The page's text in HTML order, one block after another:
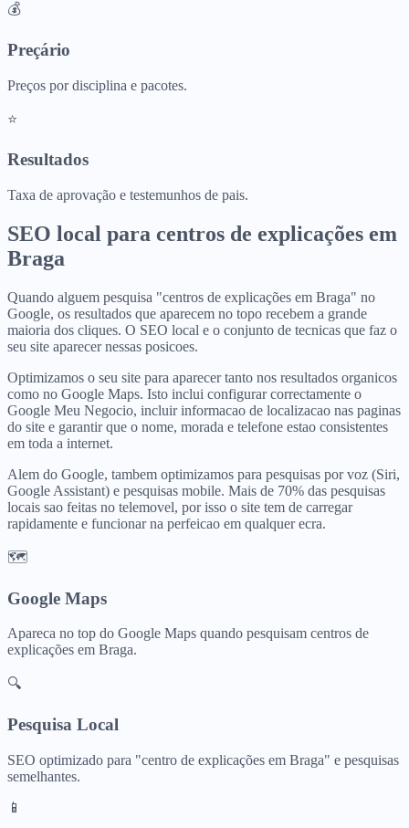
💰
Preçário
Preços por disciplina e pacotes.
⭐
Resultados
Taxa de aprovação e testemunhos de pais.
SEO local para centros de explicações em
Braga
Quando alguem pesquisa "centros de explicações em Braga" no
Google, os resultados que aparecem no topo recebem a grande
maioria dos cliques. O SEO local e o conjunto de tecnicas que faz o
seu site aparecer nessas posicoes.
Optimizamos o seu site para aparecer tanto nos resultados organicos
como no Google Maps. Isto inclui configurar correctamente o
Google Meu Negocio, incluir informacao de localizacao nas paginas
do site e garantir que o nome, morada e telefone estao consistentes
em toda a internet.
Alem do Google, tambem optimizamos para pesquisas por voz (Siri,
Google Assistant) e pesquisas mobile. Mais de 70% das pesquisas
locais sao feitas no telemovel, por isso o site tem de carregar
rapidamente e funcionar na perfeicao em qualquer ecra.
🗺️
Google Maps
Apareca no top do Google Maps quando pesquisam centros de
explicações em Braga.
🔍
Pesquisa Local
SEO optimizado para "centro de explicações em Braga" e pesquisas
semelhantes.
📱